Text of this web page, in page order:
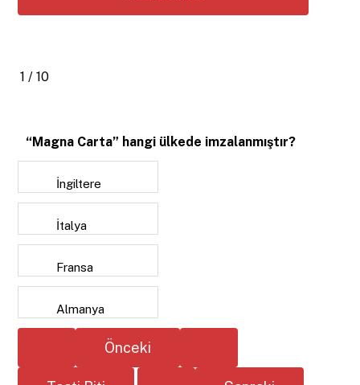
1 / 10
“Magna Carta” hangi ülkede imzalanmıştır?
İngiltere
İtalya
Fransa
Almanya